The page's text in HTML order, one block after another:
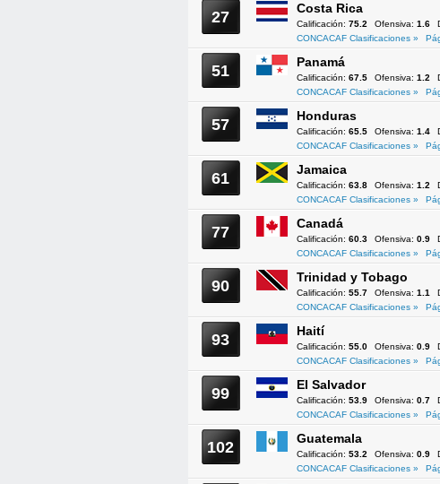
27 Costa Rica
Calificación: 75.2 Ofensiva: 1.6
CONCACAF Clasificaciones »
51 Panamá
Calificación: 67.5 Ofensiva: 1.2
CONCACAF Clasificaciones »
57 Honduras
Calificación: 65.5 Ofensiva: 1.4
CONCACAF Clasificaciones »
61 Jamaica
Calificación: 63.8 Ofensiva: 1.2
CONCACAF Clasificaciones »
77 Canadá
Calificación: 60.3 Ofensiva: 0.9
CONCACAF Clasificaciones »
90 Trinidad y Tobago
Calificación: 55.7 Ofensiva: 1.1
CONCACAF Clasificaciones »
93 Haití
Calificación: 55.0 Ofensiva: 0.9
CONCACAF Clasificaciones »
99 El Salvador
Calificación: 53.9 Ofensiva: 0.7
CONCACAF Clasificaciones »
102 Guatemala
Calificación: 53.2 Ofensiva: 0.9
CONCACAF Clasificaciones »